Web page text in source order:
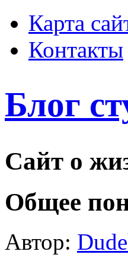
Карта
Контакты
Блог
Сайт о
Общее
Автор: